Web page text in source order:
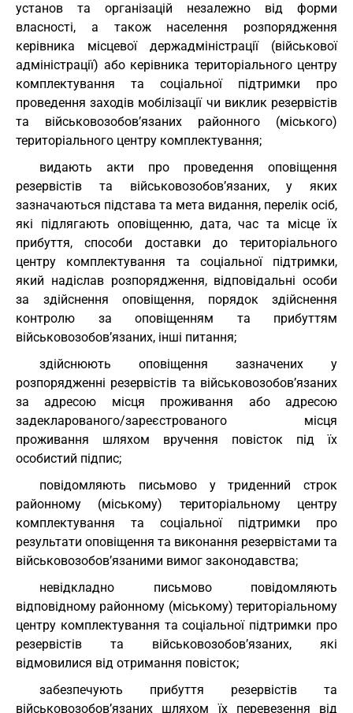
установ та організацій незалежно від форми
власності, а також населення розпорядження
керівника місцевої держадміністрації (військової
адміністрації) або керівника територіального центру
комплектування та соціальної підтримки про
проведення заходів мобілізації чи виклик резервістів
та військовозобов’язаних районного (міського)
територіального центру комплектування;
видають акти про проведення оповіщення
резервістів та військовозобов’язаних, у яких
зазначаються підстава та мета видання, перелік осіб,
які підлягають оповіщенню, дата, час та місце їх
прибуття, способи доставки до територіального
центру комплектування та соціальної підтримки,
який надіслав розпорядження, відповідальні особи
за здійснення оповіщення, порядок здійснення
контролю за оповіщенням та прибуттям
військовозобов’язаних, інші питання;
здійснюють оповіщення зазначених у
розпорядженні резервістів та військовозобов’язаних
за адресою місця проживання або адресою
задекларованого/зареєстрованого місця
проживання шляхом вручення повісток під їх
особистий підпис;
повідомляють письмово у триденний строк
районному (міському) територіальному центру
комплектування та соціальної підтримки про
результати оповіщення та виконання резервістами та
військовозобов’язаними вимог законодавства;
невідкладно письмово повідомляють
відповідному районному (міському) територіальному
центру комплектування та соціальної підтримки про
резервістів та військовозобов’язаних, які
відмовилися від отримання повісток;
забезпечують прибуття резервістів та
військовозобов’язаних шляхом їх перевезення від